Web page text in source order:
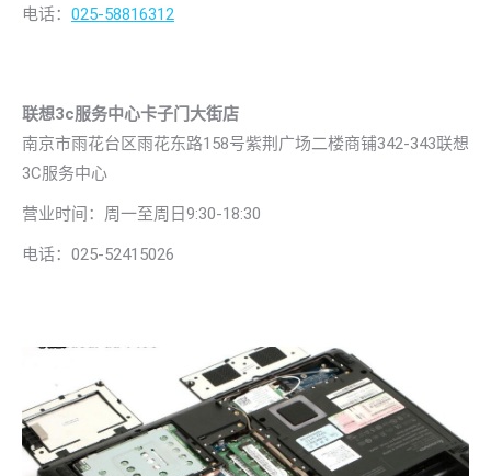
电话： 025-58816312
联想3c服务中心卡子门大街店
南京市雨花台区雨花东路158号紫荆广场二楼商铺342-343联想
3C服务中心
营业时间：周一至周日9:30-18:30
电话：025-52415026